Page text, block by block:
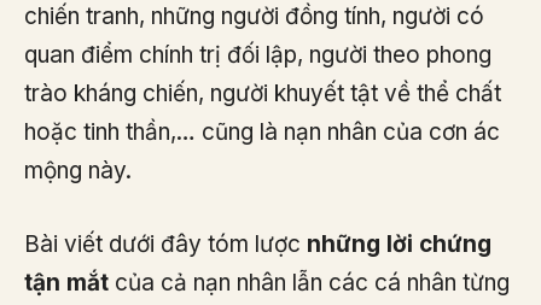
chiến tranh, những người đồng tính, người có
quan điểm chính trị đối lập, người theo phong
trào kháng chiến, người khuyết tật về thể chất
hoặc tinh thần,… cũng là nạn nhân của cơn ác
mộng này.
Bài viết dưới đây tóm lược những lời chứng
tận mắt của cả nạn nhân lẫn các cá nhân từng